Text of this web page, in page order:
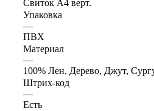
Свиток А4 верт.
Упаковка
—
ПВХ
Материал
—
100% Лен, Дерево, Джут,
Штрих-код
—
Есть